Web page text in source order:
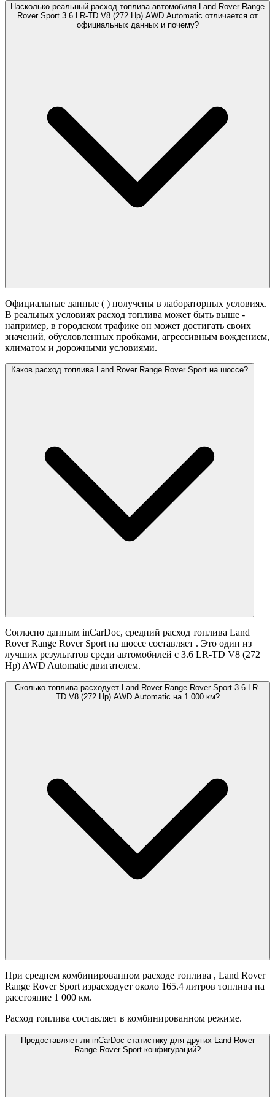
Насколько реальный расход топлива автомобиля Land Rover Range
Rover Sport 3.6 LR-TD V8 (272 Hp) AWD Automatic отличается от
официальных данных и почему?
Официальные данные ( ) получены в лабораторных условиях.
В реальных условиях расход топлива может быть выше -
например, в городском трафике он может достигать своих
значений, обусловленных пробками, агрессивным вождением,
климатом и дорожными условиями.
Каков расход топлива Land Rover Range Rover Sport на шоссе?
Согласно данным inCarDoc, средний расход топлива Land
Rover Range Rover Sport на шоссе составляет . Это один из
лучших результатов среди автомобилей с 3.6 LR-TD V8 (272
Hp) AWD Automatic двигателем.
Сколько топлива расходует Land Rover Range Rover Sport 3.6 LR-
TD V8 (272 Hp) AWD Automatic на 1 000 км?
При среднем комбинированном расходе топлива , Land Rover
Range Rover Sport израсходует около 165.4 литров топлива на
расстояние 1 000 км.
Расход топлива составляет в комбинированном режиме.
Предоставляет ли inCarDoc статистику для других Land Rover
Range Rover Sport конфигураций?